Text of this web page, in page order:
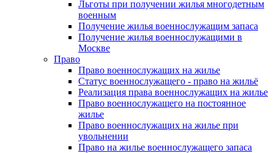
Льготы при получении жилья многодетным
военным
Получение жилья военнослужащим запаса
Получение жилья военнослужащими в
Москве
Право
Право военнослужащих на жилье
Статус военнослужащего - право на жильё
Реализация права военнослужащих на жилье
Право военнослужащего на постоянное
жилье
Право военнослужащих на жилье при
увольнении
Право на жилье военнослужащего запаса